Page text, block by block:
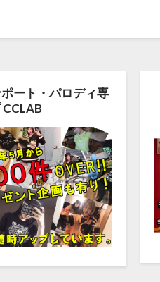
ート・パロディ専
CCLAB